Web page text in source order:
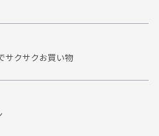
サクサクお買い物